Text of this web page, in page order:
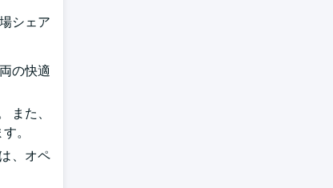
シェア
の快適
また、
。
、オペ